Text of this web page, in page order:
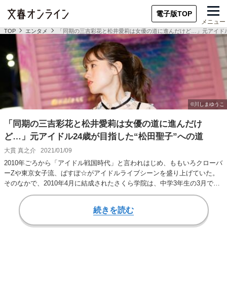
電子版TOP
メニュー
TOP エンタメ 「同期の三吉彩花と松井愛莉は女優の道に進んだけど…」元アイド
「同期の三吉彩花と松井愛莉は女優の道に進んだけ
ど…」元アイドル24歳が目指した“松田聖子”への道
大貫 真之介 2021/01/09
2010年ごろから「アイドル戦国時代」と言われはじめ、ももいろクローバ
ーZや東京女子流、ぱすぽ☆がアイドルライブシーンを盛り上げていた。
そのなかで、2010年4月に結成されたさくら学院は、中学3年生の3月で義
務教育…
続きを読む